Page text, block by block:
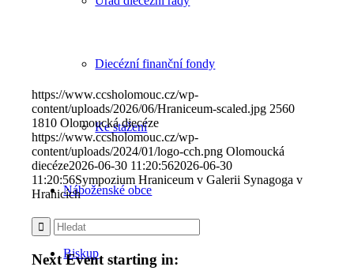
Diecézní finanční fondy
Ke stažení
Náboženské obce
Biskup
https://www.ccsholomouc.cz/wp-
content/uploads/2026/06/Hraniceum-scaled.jpg 2560
1810 Olomoucká diecéze
https://www.ccsholomouc.cz/wp-
content/uploads/2024/01/logo-cch.png Olomoucká
diecéze2026-06-30 11:20:562026-06-30
11:20:56Sympozium Hraniceum v Galerii Synagoga v
Hranicích
Next Event starting in: